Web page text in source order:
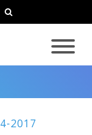
2017